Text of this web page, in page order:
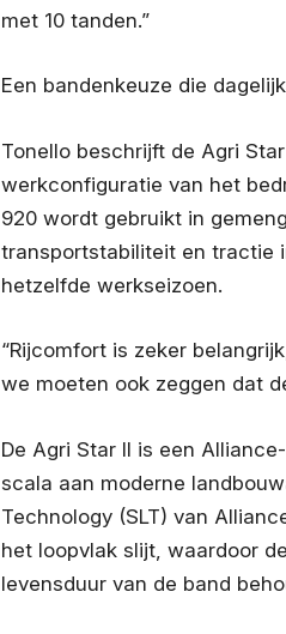
met 10 tanden.”
Een bandenkeuze die
Tonello beschrijft de Agri
werkconfiguratie van het
920 wordt gebruikt in
transportstabiliteit en tractie
hetzelfde werkseizoen.
“Rijcomfort is zeker
we moeten ook zeggen dat
De Agri Star II is een
scala aan moderne
Technology (SLT) van
het loopvlak slijt, waardoor
levensduur van de band